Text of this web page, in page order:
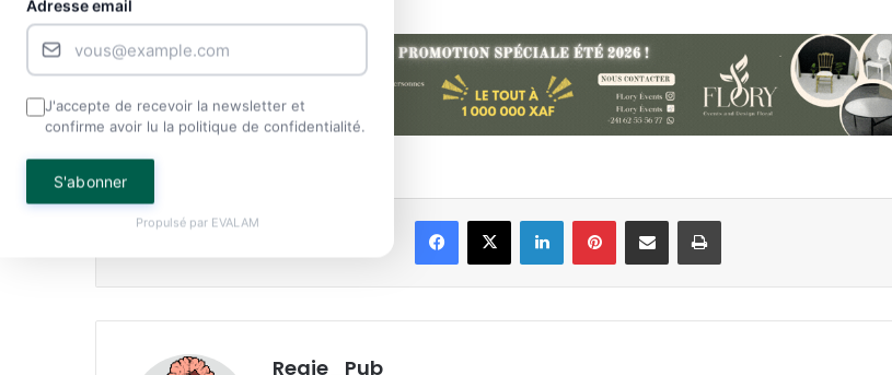
FacebookX LinkedinPinterestPartager par email Imprimer
Regie_Pub
Gabon : une dette publique sous
tension qui inquiète désormais
toute la CEMAC
de 11 milliards FCFA via l’AFD
Gabon : cap sur 2 millions de
Adresse email
J'accepte de recevoir la newsletter et
confirme avoir lu la politique de confidentialité.
S'abonner
Propulsé par EVALAM